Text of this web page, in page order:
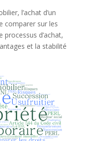
l’achat d’un
comparer sur les
processus d’achat,
et la stabilité